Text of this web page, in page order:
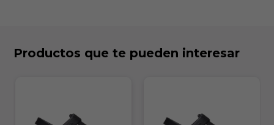
Productos que te pueden interesar